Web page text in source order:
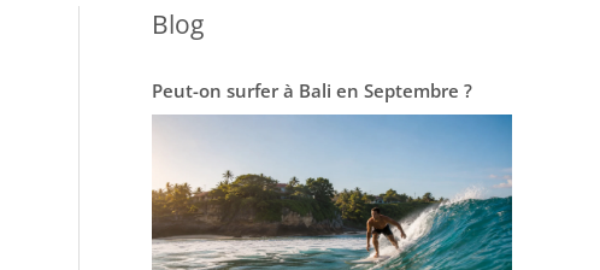
Blog
Peut-on surfer à Bali en Septembre ?